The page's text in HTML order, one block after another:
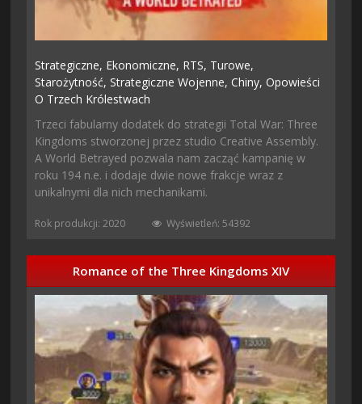
Strategiczne, Ekonomiczne, RTS, Turowe,
Starożytność,Strategiczne Wojenne,Chiny,Opowieści
O Trzech Królestwach
Trzeci fabularny dodatek do strategii Total War: Three
Kingdoms stworzonej przez studio Creative Assembly.
A World Betrayed pozwala nam zacząć kampanię w
roku 194 n.e. i dodaje dwie nowe frakcje wraz z
unikalnymi dla nich mechanikami.
Rok produkcji: 2020 Wyświetleń: 54392
Romance of the Three Kingdoms XIV